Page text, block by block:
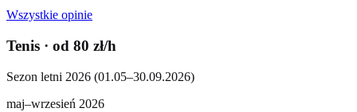
Wszystkie opinie
Tenis · od 80 zł/h
Sezon letni 2026 (01.05–30.09.2026)
maj–wrzesień 2026